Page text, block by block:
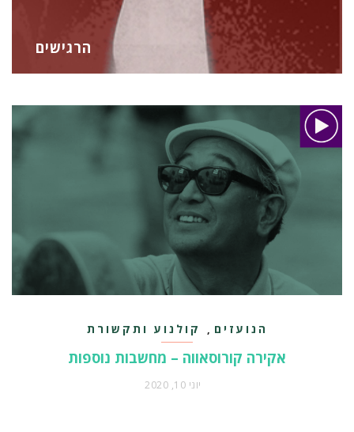
הרגישים
הנועזים , קולנוע ותקשורת
אקירה קורוסאווה – מחשבות נוספות
יוני 10, 2020